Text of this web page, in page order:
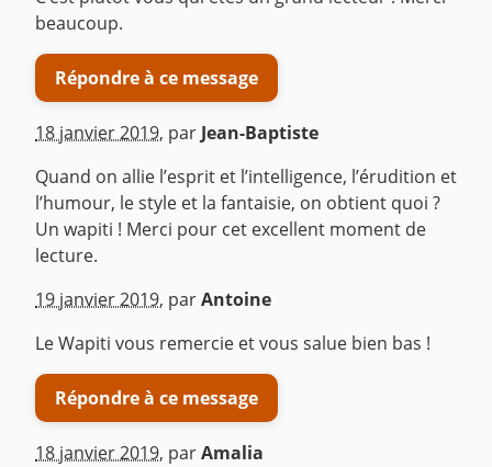
beaucoup.
Répondre à ce message
18 janvier 2019, par Jean-Baptiste
Quand on allie l’esprit et l’intelligence, l’érudition et
l’humour, le style et la fantaisie, on obtient quoi ?
Un wapiti ! Merci pour cet excellent moment de
lecture.
^
19 janvier 2019, parAntoine
Le Wapiti vous remercie et vous salue bien bas !
Répondre à ce message
18 janvier 2019, parAmalia